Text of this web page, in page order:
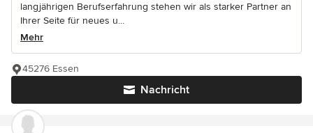
langjährigen Berufserfahrung stehen wir als starker Partner an
Ihrer Seite für neues u...
Mehr
Nachricht
45276 Essen